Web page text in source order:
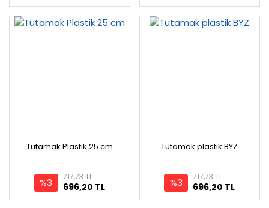
Tutamak Plastik 25 cm
%3 696,20 TL
717,73 TL
Tutamak plastik BYZ
%3 696,20 TL
717,73 TL